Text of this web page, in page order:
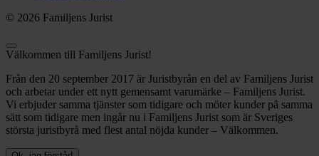
© 2026 Familjens Jurist
Välkommen till Familjens Jurist!
Från den 20 september 2017 är Juristbyrån en del av Familjens Jurist
och arbetar under ett nytt gemensamt varumärke – Familjens Jurist.
Vi erbjuder samma tjänster som tidigare och möter kunder på samma
sätt som tidigare men ingår nu i Familjens Jurist som är Sveriges
största juristbyrå med flest antal nöjda kunder – Välkommen.